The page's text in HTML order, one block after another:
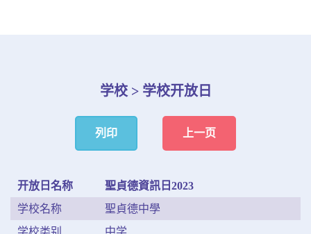
学校 > 学校开放日
列印 上一页
开放日名称
聖貞德資訊日2023
学校名称
聖貞德中學
学校类别
中学